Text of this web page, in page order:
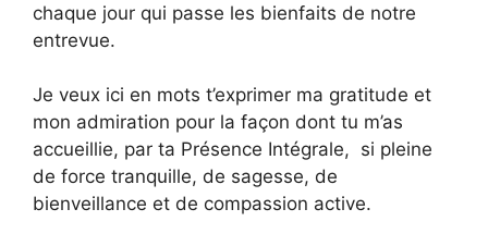
chaque jour qui passe les bienfaits de notre
entrevue.
Je veux ici en mots t’exprimer ma gratitude et
mon admiration pour la façon dont tu m’as
accueillie, par ta Présence Intégrale, si pleine
de force tranquille, de sagesse, de
bienveillance et de compassion active.